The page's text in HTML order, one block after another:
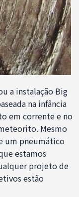
a instalação Big
na infância
em corrente e no
Mesmo
um pneumático
estamos
projeto de
estão